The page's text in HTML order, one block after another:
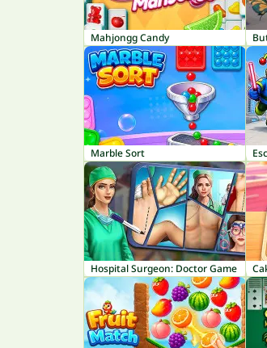
Mahjongg Candy
Marble Sort
Hospital Surgeon: Doctor Game